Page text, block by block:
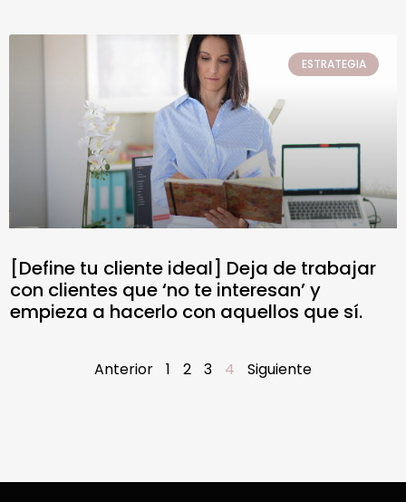
ESTRATEGIA
[Define tu cliente ideal] Deja de trabajar
con clientes que ‘no te interesan’ y
empieza a hacerlo con aquellos que sí.
Anterior 1 2 3 4 Siguiente